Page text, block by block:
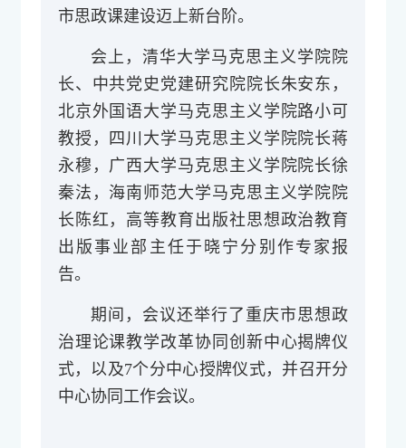
市思政课建设迈上新台阶。
会上，清华大学马克思主义学院院
长、中共党史党建研究院院长朱安东，
北京外国语大学马克思主义学院路小可
教授，四川大学马克思主义学院院长蒋
永穆，广西大学马克思主义学院院长徐
秦法，海南师范大学马克思主义学院院
长陈红，高等教育出版社思想政治教育
出版事业部主任于晓宁分别作专家报
告。
期间，会议还举行了重庆市思想政
治理论课教学改革协同创新中心揭牌仪
式，以及7个分中心授牌仪式，并召开分
中心协同工作会议。